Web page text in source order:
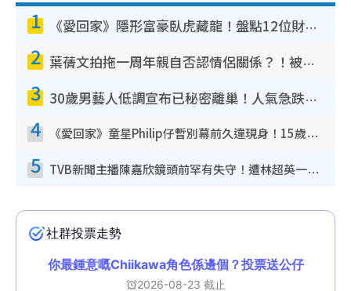
1 《愛回家》隱形富豪臥虎藏龍！盤點12位財氣逼人的有錢藝人：呢位靚女3億身家唔憂做
2 葉蒨文拍拖一周年親自否認情侶關係？！被質疑感情造假竟稱GM「普通同事」
3 30歲男藝人低調宣布已秘密離巢！人氣急跌變失蹤人口︰「這幾年過得並不容易」
4 《愛回家》童星Philip仔暫別幕前久違現身！15歲近況暴風長高蛻變帥氣少男
5 TVB新聞主播陳嘉欣鏡頭前罕有失守！遭林超英一句說話突襲嚇親當場大笑